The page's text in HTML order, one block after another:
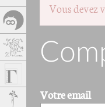
Vous devez
Votre email